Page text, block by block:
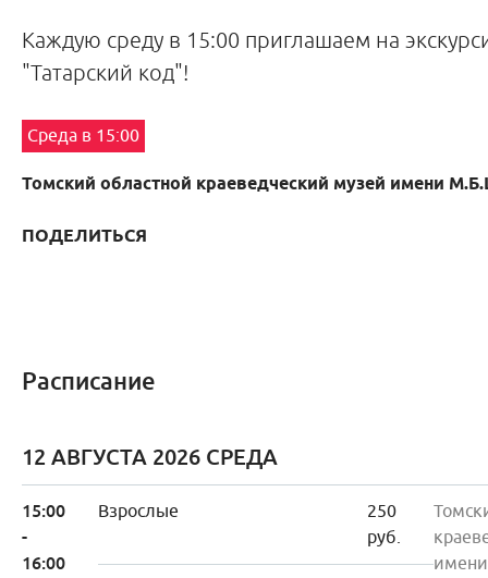
Каждую среду в 15:00 приглашаем на
"Татарский код"!
Среда в 15:00
Томский областной краеведческий музей имени
ПОДЕЛИТЬСЯ
Расписание
12 АВГУСТА 2026 СРЕДА
15:00
-
16:00
Взрослые
250
руб.